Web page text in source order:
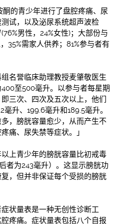
的青少年进行了盘腔疼痛、尿
试，以及泌尿系统超声波检
男性，24%女性)；大部份与
35%需家人供养；81%参与者有
名誉临床助理教授麦肇敬医生
至500毫升。以参与者每星期
三次、四次及五次以上，他们
升、199.6毫升和189.5毫升。
，膀胱容量愈少，从而产生不
痛、尿失禁等症状。」
上青少年的膀胱容量比初戒毒
者为243毫升）。这显示膀胱功
，但并非保证每个受损的膀胱
状量表是一种无创性诊断工
疼痛。症状量表包括八个自报